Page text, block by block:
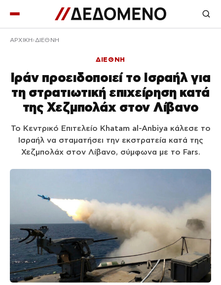
ΑΡΧΙΚΉ ΔΙΕΘΝΗ
ΔΙΕΘΝΗ
Ιράν προειδοποιεί το Ισραήλ για
τη στρατιωτική επιχείρηση κατά
της Χεζμπολάχ στον Λίβανο
Το Κεντρικό Επιτελείο Khatam al-Anbiya κάλεσε το
Ισραήλ να σταματήσει την εκστρατεία κατά της
Χεζμπολάχ στον Λίβανο, σύμφωνα με το Fars.